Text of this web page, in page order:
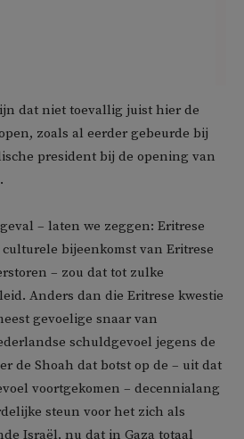
dat niet toevallig juist hier de
zoals al eerder gebeurde bij
president bij de opening van
– laten we zeggen: Eritrese
bijeenkomst van Eritrese
– zou dat tot zulke
Anders dan die Eritrese kwestie
gevoelige snaar van
schuldgevoel jegens de
de Shoah dat botst op de – uit dat
voortgekomen – decennialang
steun voor het zich als
Israël, nu dat in Gaza totaal